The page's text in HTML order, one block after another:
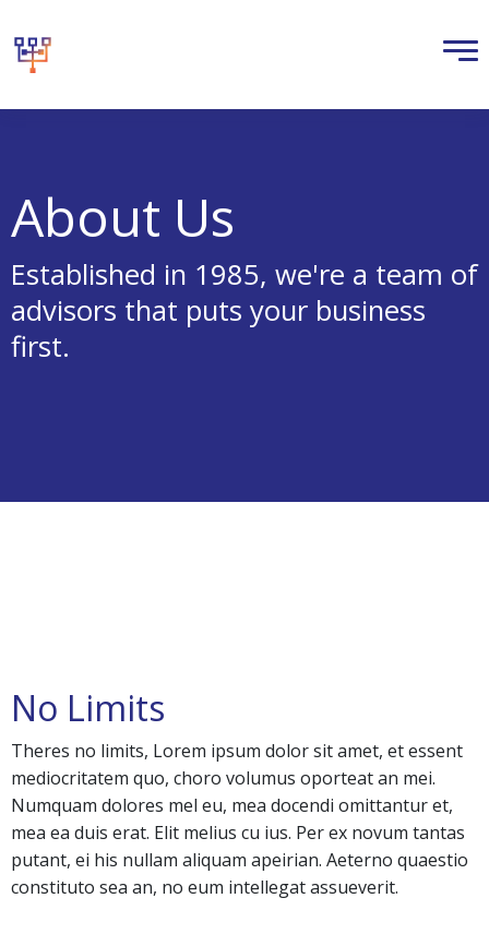
About Us
Established in 1985, we're a team of
advisors that puts your business
first.
No Limits
Theres no limits, Lorem ipsum dolor sit amet, et essent
mediocritatem quo, choro volumus oporteat an mei.
Numquam dolores mel eu, mea docendi omittantur et,
mea ea duis erat. Elit melius cu ius. Per ex novum tantas
putant, ei his nullam aliquam apeirian. Aeterno quaestio
constituto sea an, no eum intellegat assueverit.